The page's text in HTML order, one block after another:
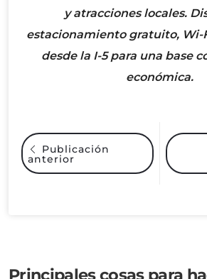
y atracciones locales.
estacionamiento gratuito, Wi-
desde la I-5 para una base
económica.
Publicación
anterior
Principales cosas para